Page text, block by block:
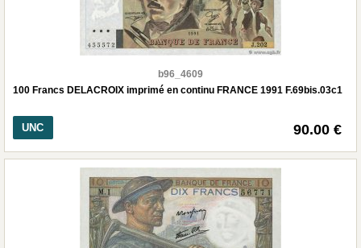
b96_4609
100 Francs DELACROIX imprimé en continu FRANCE 1991 F.69bis.03c1
UNC 90.00 €